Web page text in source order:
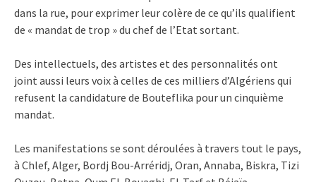
dans la rue, pour exprimer leur colère de ce qu’ils qualifient
de « mandat de trop » du chef de l’Etat sortant.
Des intellectuels, des artistes et des personnalités ont
joint aussi leurs voix à celles de ces milliers d’Algériens qui
refusent la candidature de Bouteflika pour un cinquième
mandat.
Les manifestations se sont déroulées à travers tout le pays,
à Chlef, Alger, Bordj Bou-Arréridj, Oran, Annaba, Biskra, Tizi